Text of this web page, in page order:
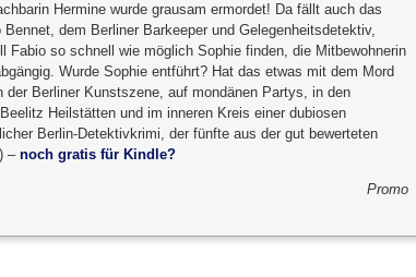
Hermine wurde grausam ermordet! Da fällt auch das
dem Berliner Barkeeper und Gelegenheitsdetektiv,
Fabio so schnell wie möglich Sophie finden, die Mitbewohnerin
Wurde Sophie entführt? Hat das etwas mit dem Mord
der Berliner Kunstszene, auf mondänen Partys, in den
Heilstätten und im inneren Kreis einer dubiosen
Berlin-Detektivkrimi, der fünfte aus der gut bewerteten
– noch gratis für Kindle?
Promo